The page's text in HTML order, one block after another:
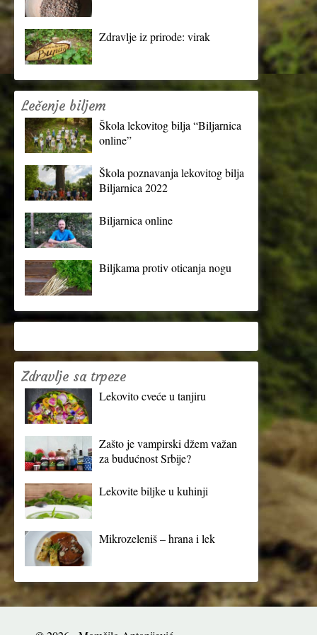
Zdravlje iz prirode: virak
Lečenje biljem
Škola lekovitog bilja “Biljarnica
online”
Škola poznavanja lekovitog bilja
Biljarnica 2022
Biljarnica online
Biljkama protiv oticanja nogu
Zdravlje sa trpeze
Lekovito cveće u tanjiru
Zašto je vampirski džem važan
za budućnost Srbije?
Lekovite biljke u kuhinji
Mikrozeleniš – hrana i lek